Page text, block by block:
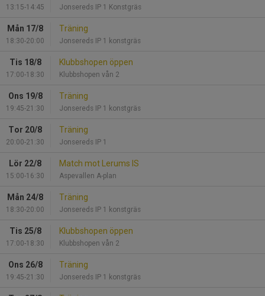
13:15-14:45 Jonsereds IP 1 Konstgräs
Mån 17/8
18:30-20:00
Träning
Jonsereds IP 1 konstgräs
Tis 18/8
17:00-18:30
Klubbshopen öppen
Klubbshopen vån 2
Ons 19/8
19:45-21:30
Träning
Jonsereds IP 1 konstgräs
Tor 20/8
20:00-21:30
Träning
Jonsereds IP 1
Lör 22/8
15:00-16:30
Match mot Lerums IS
Aspevallen A-plan
Mån 24/8
18:30-20:00
Träning
Jonsereds IP 1 konstgräs
Tis 25/8
17:00-18:30
Klubbshopen öppen
Klubbshopen vån 2
Ons 26/8
19:45-21:30
Träning
Jonsereds IP 1 konstgräs